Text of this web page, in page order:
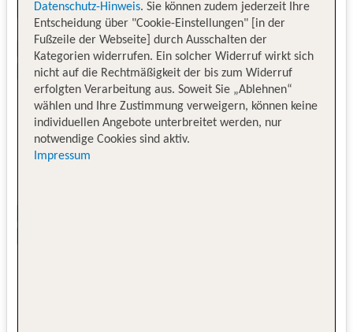
Datenschutz-Hinweis. Sie können zudem jederzeit Ihre
Entscheidung über "Cookie-Einstellungen" [in der
Fußzeile der Webseite] durch Ausschalten der
Kategorien widerrufen. Ein solcher Widerruf wirkt sich
nicht auf die Rechtmäßigkeit der bis zum Widerruf
erfolgten Verarbeitung aus. Soweit Sie „Ablehnen“
wählen und Ihre Zustimmung verweigern, können keine
individuellen Angebote unterbreitet werden, nur
notwendige Cookies sind aktiv.
Impressum